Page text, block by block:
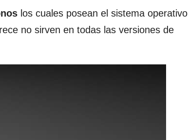
los cuales posean el sistema operativo
no sirven en todas las versiones de